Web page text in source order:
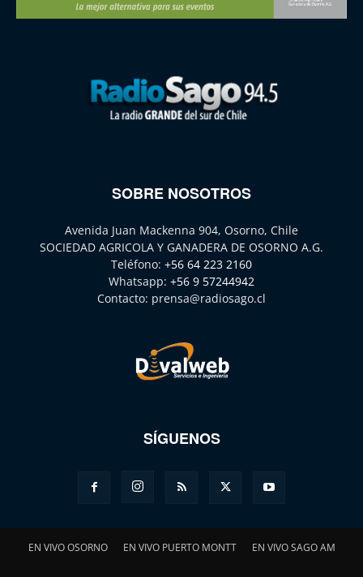
SOBRE NOSOTROS
Avenida Juan Mackenna 904, Osorno, Chile
SOCIEDAD AGRICOLA Y GANADERA DE OSORNO A.G.
Teléfono: +56 64 223 2160
Whatsapp: +56 9 57244942
Contacto: prensa@radiosago.cl
SÍGUENOS
EN VIVO OSORNO EN VIVO PUERTO MONTT EN VIVO SAGO AM